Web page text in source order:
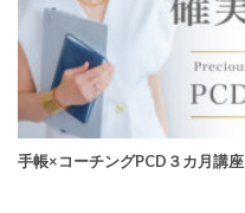
手帳×コーチングPCD３カ月講座